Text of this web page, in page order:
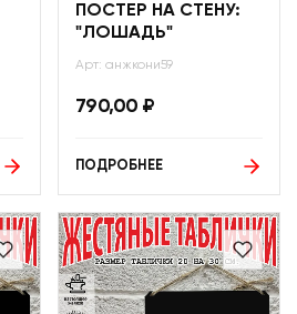
ПОСТЕР НА СТЕНУ:
"ЛОШАДЬ"
Арт: анжкони59
790,00 ₽
ПОДРОБНЕЕ